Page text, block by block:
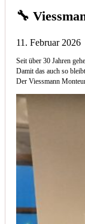
🔧
11. Februar 2026
Seit über 30 Jahren
Damit das auch so
Der Viessmann